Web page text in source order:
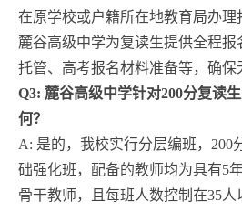
在原学校或户籍所在地教育局办
麓谷高级中学为复读生提供全程
托管、高考报名材料准备等，确保
Q3: 麓谷高级中学针对200分复读
何？
A: 是的，我校实行分层编班，200
础强化班，配备的教师均为具有5
骨干教师，且每班人数控制在35